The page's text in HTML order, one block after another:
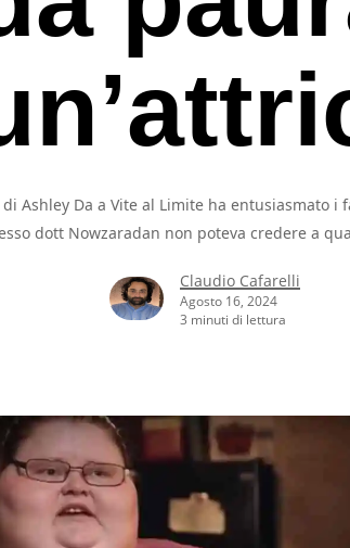
ESC per uscire
Ashley Da a Vite al Limite ha entusiasmato i
dott Nowzaradan non poteva credere a
Claudio Cafarelli
Agosto 16, 2024
3 minuti di lettura